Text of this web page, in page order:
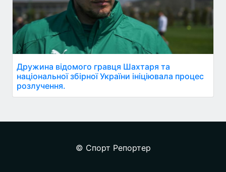
Дружина відомого гравця Шахтаря та
національної збірної України ініціювала процес
розлучення.
© Спорт Репортер